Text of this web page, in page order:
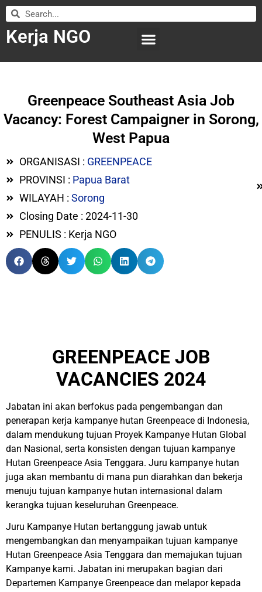
Kerja NGO
Greenpeace Southeast Asia Job
Vacancy: Forest Campaigner in Sorong,
West Papua
ORGANISASI : GREENPEACE
PROVINSI : Papua Barat
WILAYAH : Sorong
Closing Date : 2024-11-30
PENULIS : Kerja NGO
GREENPEACE JOB
VACANCIES 2024
Jabatan ini akan berfokus pada pengembangan dan
penerapan kerja kampanye hutan Greenpeace di Indonesia,
dalam mendukung tujuan Proyek Kampanye Hutan Global
dan Nasional, serta konsisten dengan tujuan kampanye
Hutan Greenpeace Asia Tenggara. Juru kampanye hutan
juga akan membantu di mana pun diarahkan dan bekerja
menuju tujuan kampanye hutan internasional dalam
kerangka tujuan keseluruhan Greenpeace.
Juru Kampanye Hutan bertanggung jawab untuk
mengembangkan dan menyampaikan tujuan kampanye
Hutan Greenpeace Asia Tenggara dan memajukan tujuan
Kampanye kami. Jabatan ini merupakan bagian dari
Departemen Kampanye Greenpeace dan melapor kepada